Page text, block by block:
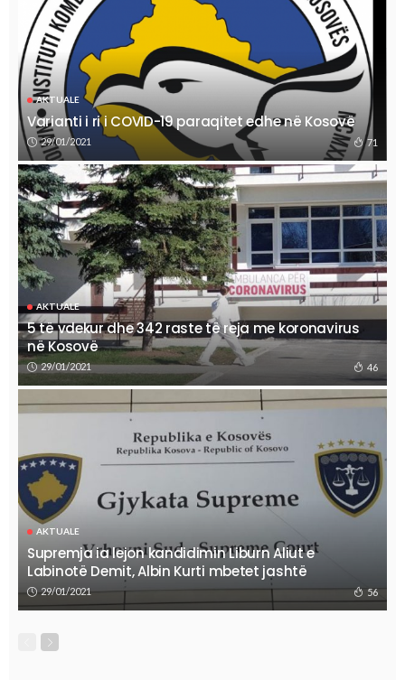
AKTUALE
Varianti i ri i COVID-19 paraqitet edhe në Kosovë
29/01/2021 71
AKTUALE
5 të vdekur dhe 342 raste të reja me koronavirus
në Kosovë
29/01/2021 46
AKTUALE
Supremja ia lejon kandidimin Liburn Aliut e
Labinotë Demit, Albin Kurti mbetet jashtë
29/01/2021 56